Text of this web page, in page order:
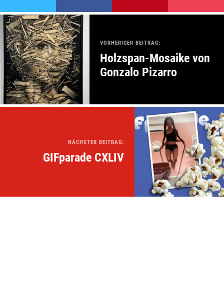
VORHERIGER BEITRAG:
Holzspan-Mosaike von
Gonzalo Pizarro
NÄCHSTER BEITRAG:
GIFparade CXLIV